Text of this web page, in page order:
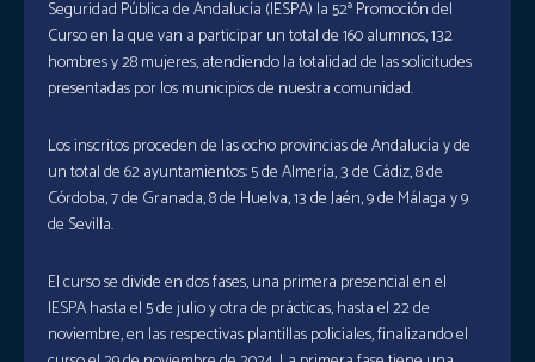
Seguridad Pública de Andalucía (IESPA) la 52ª Promoción del
Curso en la que van a participar un total de 160 alumnos, 132
hombres y 28 mujeres, atendiendo la totalidad de las solicitudes
presentadas por los municipios de nuestra comunidad.
Los inscritos proceden de las ocho provincias de Andalucía y de
un total de 62 ayuntamientos: 5 de Almería, 3 de Cádiz, 8 de
Córdoba, 7 de Granada, 8 de Huelva, 13 de Jaén, 9 de Málaga y 9
de Sevilla.
El curso se divide en dos fases, una primera presencial en el
IESPA hasta el 5 de julio y otra de prácticas, hasta el 22 de
noviembre, en las respectivas plantillas policiales, finalizando el